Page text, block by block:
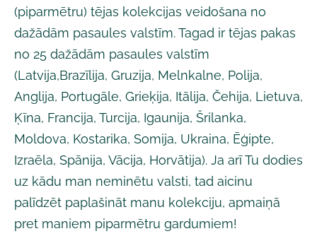
(piparmētru) tējas kolekcijas veidošana no
dažādām pasaules valstīm. Tagad ir tējas pakas
no 25 dažādām pasaules valstīm
(Latvija,Brazīlija, Gruzija, Melnkalne, Polija,
Anglija, Portugāle, Grieķija, Itālija, Čehija, Lietuva,
Ķīna, Francija, Turcija, Igaunija, Šrilanka,
Moldova, Kostarika, Somija, Ukraina, Ēģipte,
Izraēla, Spānija, Vācija, Horvātija). Ja arī Tu dodies
uz kādu man neminētu valsti, tad aicinu
palīdzēt paplašināt manu kolekciju, apmaiņā
pret maniem piparmētru gardumiem!